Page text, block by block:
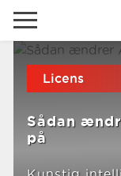
Licens
Sådan
på
Gå